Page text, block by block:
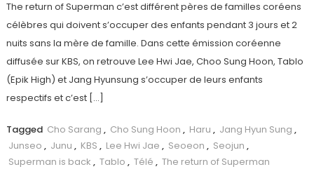
The return of Superman c’est différent pères de familles coréens
célèbres qui doivent s’occuper des enfants pendant 3 jours et 2
nuits sans la mère de famille. Dans cette émission coréenne
diffusée sur KBS, on retrouve Lee Hwi Jae, Choo Sung Hoon, Tablo
(Epik High) et Jang Hyunsung s’occuper de leurs enfants
respectifs et c’est […]
Tagged Cho Sarang , Cho Sung Hoon , Haru , Jang Hyun Sung ,
Junseo , Junu , KBS , Lee Hwi Jae , Seoeon , Seojun ,
Superman is back , Tablo , Télé , The return of Superman